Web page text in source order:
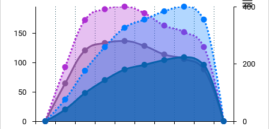
0
50
100
150
0
200
400